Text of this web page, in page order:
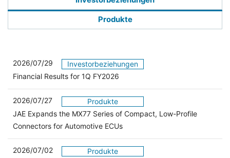
Produkte
2026/07/29
Investorbeziehungen
Financial Results for 1Q FY2026
2026/07/27
Produkte
JAE Expands the MX77 Series of Compact, Low-Profile
Connectors for Automotive ECUs
2026/07/02
Produkte